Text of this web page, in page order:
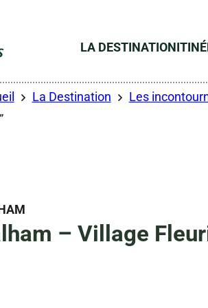
LA DESTINATION
La Destination Les
– Village